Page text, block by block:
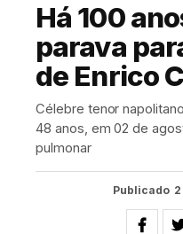
Há 100
parava
de Enrico
Célebre tenor
48 anos, em 02 de
pulmonar
Publicado